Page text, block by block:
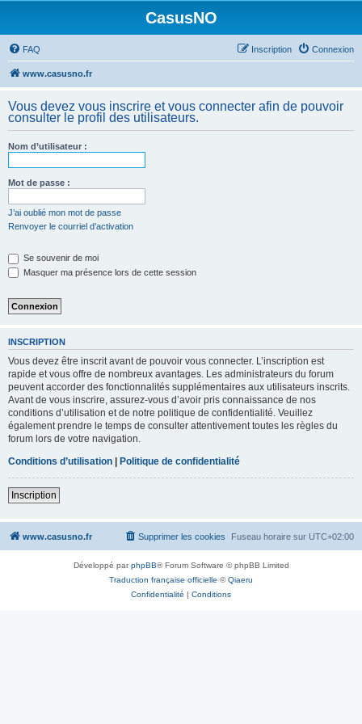
CasusNO
FAQ Connexion
Inscription
www.casusno.fr
Vous devez vous inscrire et vous connecter afin de pouvoir
consulter le profil des utilisateurs.
Nom d’utilisateur :
Mot de passe :
J’ai oublié mon mot de passe
Renvoyer le courriel d’activation
Se souvenir de moi
Masquer ma présence lors de cette session
INSCRIPTION
Vous devez être inscrit avant de pouvoir vous connecter. L’inscription est
rapide et vous offre de nombreux avantages. Les administrateurs du forum
peuvent accorder des fonctionnalités supplémentaires aux utilisateurs inscrits.
Avant de vous inscrire, assurez-vous d’avoir pris connaissance de nos
conditions d’utilisation et de notre politique de confidentialité. Veuillez
également prendre le temps de consulter attentivement toutes les règles du
forum lors de votre navigation.
Conditions d’utilisation | Politique de confidentialité
Inscription
www.casusno.fr Fuseau horaire sur UTC+02:00
Supprimer les cookies
Développé parphpBB® Forum Software © phpBB Limited
Traduction française officielle ©Qiaeru
Confidentialité | Conditions